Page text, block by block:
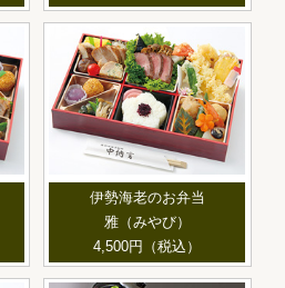
伊勢海老のお弁当
雅（みやび）
4,500円（税込）